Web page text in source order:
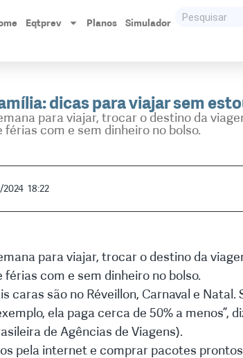
Eqtprev Planos Simulador
dicas para viajar sem
para viajar, trocar o destino da
com e sem dinheiro no bolso.
2024 18:22
para viajar, trocar o destino da
com e sem dinheiro no bolso.
caras são no Réveillon, Carnaval e
ela paga cerca de 50% a menos”,
de Agências de Viagens).
pela internet e comprar pacotes